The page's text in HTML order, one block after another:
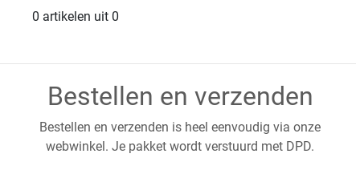
0 artikelen uit 0
Bestellen en verzenden
Bestellen en verzenden is heel eenvoudig via onze
webwinkel. Je pakket wordt verstuurd met DPD.